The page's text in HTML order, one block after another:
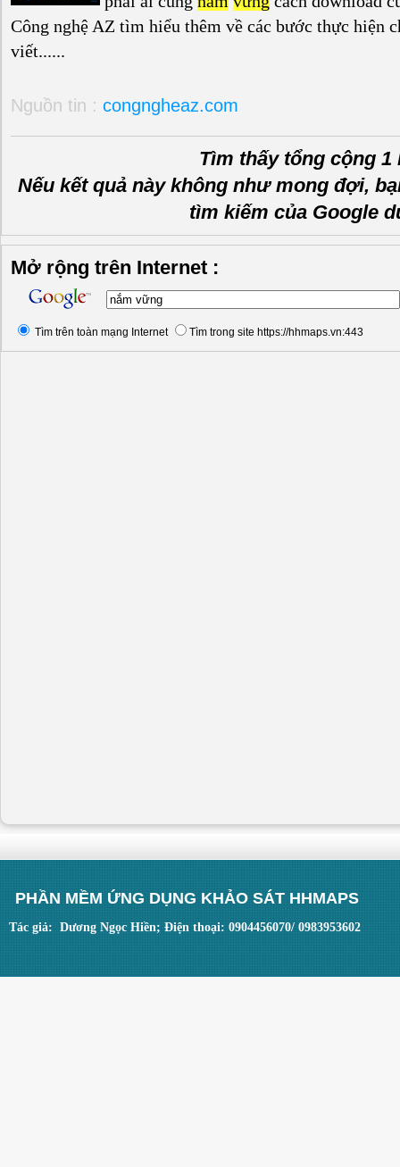
Công nghệ AZ tìm hiểu thêm về các bước thực hiện
viết......
Nguồn tin : congngheaz.com
Tìm thấy tổng cộng 1
Nếu kết quả này không như mong đợi,
tìm kiếm của Google
Mở rộng trên Internet :
Tìm trên toàn mạng Internet Tìm trong site https://hhmaps.vn:443
PHẦN MỀM ỨNG DỤNG KHẢO SÁT HHMAPS
Tác giả: Dương Ngọc Hiền; Điện thoại: 0904456070/ 0983953602